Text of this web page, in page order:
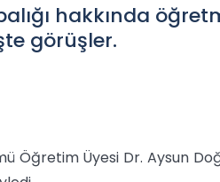
hakkında
görüşler.
Öğretim Üyesi Dr. Aysun